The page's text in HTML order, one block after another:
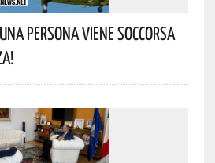
Persona Viene Soccorsa